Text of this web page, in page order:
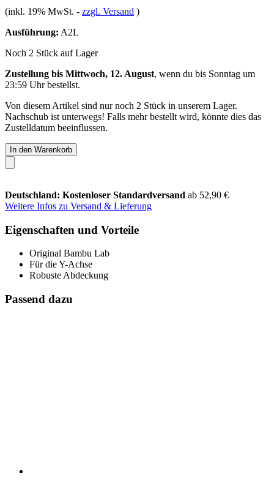
(inkl. 19% MwSt. - zzgl. Versand )
Ausführung: A2L
Noch 2 Stück auf Lager
Zustellung bis Mittwoch, 12. August, wenn du bis Sonntag um
23:59 Uhrbestellst.
Von diesem Artikel sind nur noch 2 Stück in unserem Lager.
Nachschub ist unterwegs! Falls mehr bestellt wird, könnte dies das
Zustelldatum beeinflussen.
In den Warenkorb
Deutschland: Kostenloser Standardversand ab 52,90 €
Weitere Infos zu Versand & Lieferung
Eigenschaften und Vorteile
Original Bambu Lab
Für die Y-Achse
Robuste Abdeckung
Passend dazu